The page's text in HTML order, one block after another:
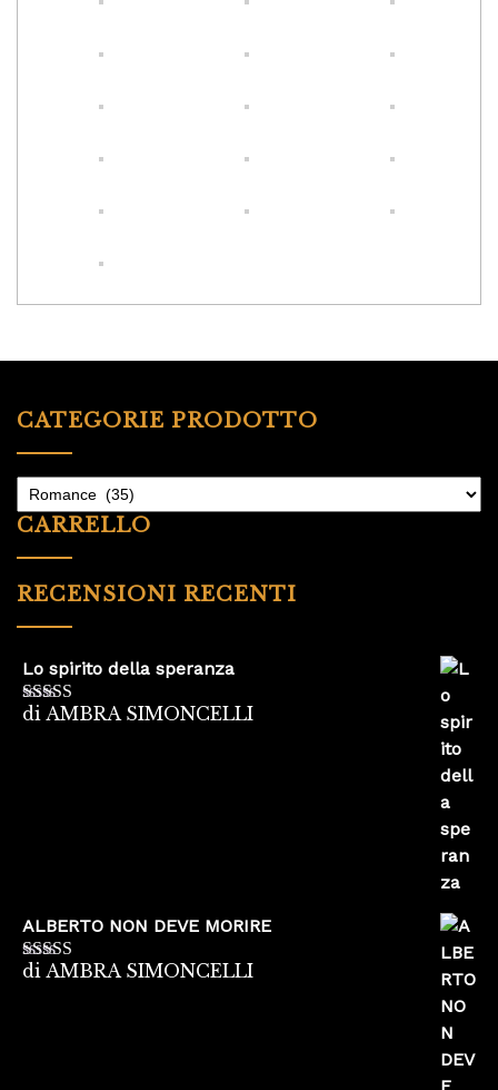
CATEGORIE PRODOTTO
CARRELLO
RECENSIONI RECENTI
Lo spirito della speranza
Valutato5su
di AMBRA SIMONCELLI
ALBERTO NON DEVE MORIRE
Valutato5su
di AMBRA SIMONCELLI